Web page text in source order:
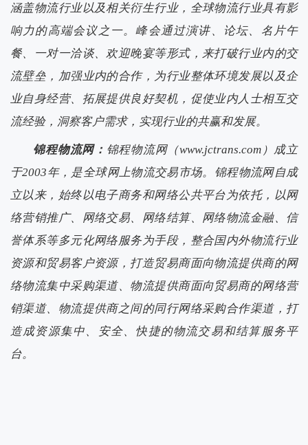
涵盖物流行业以及相关衍生行业，全球物流行业具有影
响力的高端会议之一。峰会通过演讲、论坛、名片午
餐、一对一洽谈、欢迎晚宴等形式，来打破行业内的交
流壁垒，加强业内的合作，为行业整体环境发展以及企
业自身经营、拓展提供良好契机，促使业内人士相互交
流经验，洞察客户需求，实现行业的共赢和发展。
锦程物流网： 锦程物流网（www.jctrans.com）成立
于2003年，是全球网上物流交易市场。锦程物流网自成
立以来，始终以电子商务和网络公共平台为依托，以网
络营销推广、网络交易、网络结算、网络物流金融、信
誉体系等多元化网络服务为手段，整合国内外物流行业
资源和贸易客户资源，打造贸易商面向物流提供商的网
络物流集中采购渠道、物流提供商面向贸易商的网络营
销渠道、物流提供商之间的同行网络采购合作渠道，打
造成资源集中、安全、快捷的物流交易和结算服务平
台。